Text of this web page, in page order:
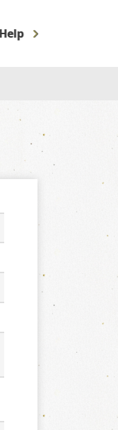
Help